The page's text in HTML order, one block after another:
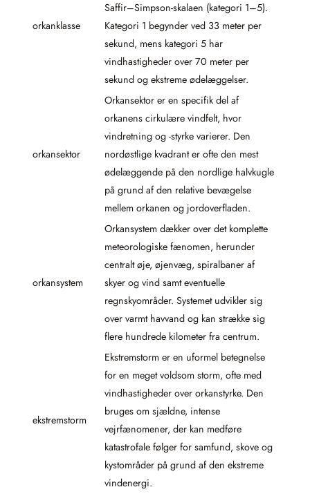
orkanklasse
Saffir–Simpson-skalaen (kategori 1–5).
Kategori 1 begynder ved 33 meter per
sekund, mens kategori 5 har
vindhastigheder over 70 meter per
sekund og ekstreme ødelæggelser.
orkansektor
Orkansektor er en specifik del af
orkanens cirkulære vindfelt, hvor
vindretning og -styrke varierer. Den
nordøstlige kvadrant er ofte den mest
ødelæggende på den nordlige halvkugle
på grund af den relative bevægelse
mellem orkanen og jordoverfladen.
orkansystem
Orkansystem dækker over det komplette
meteorologiske fænomen, herunder
centralt øje, øjenvæg, spiralbaner af
skyer og vind samt eventuelle
regnskyområder. Systemet udvikler sig
over varmt havvand og kan strække sig
flere hundrede kilometer fra centrum.
ekstremstorm
Ekstremstorm er en uformel betegnelse
for en meget voldsom storm, ofte med
vindhastigheder over orkanstyrke. Den
bruges om sjældne, intense
vejrfænomener, der kan medføre
katastrofale følger for samfund, skove og
kystområder på grund af den ekstreme
vindenergi.